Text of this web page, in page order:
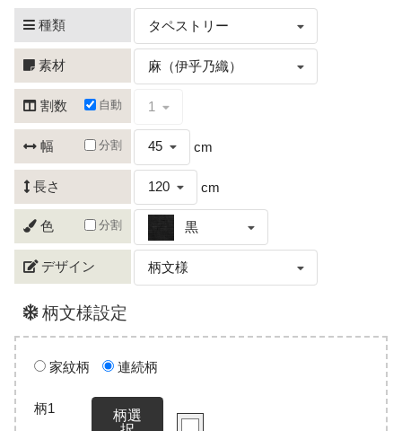
種類 タペストリー
素材 麻（伊乎乃織）
割数 自動 1
幅 分割 45 cm
長さ 120 cm
色 分割 黒
デザイン 柄文様
柄文様設定
家紋柄 連続柄
柄1
柄選